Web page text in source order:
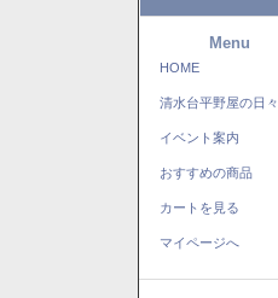
Menu
HOME
清水台平野屋の日々
イベント案内
おすすめの商品
カートを見る
マイページへ